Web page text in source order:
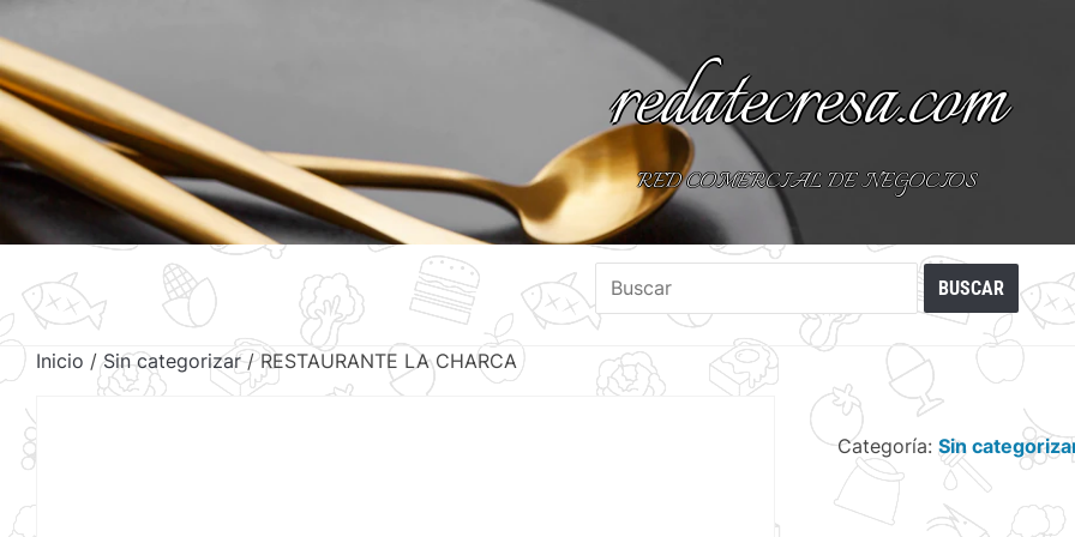
redatecresa.com
RED COMERCIAL DE NEGOCIOS
Inicio /Sin categorizar/ RESTAURANTE LA CHARCA
Categoría: Sin